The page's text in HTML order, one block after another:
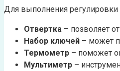
Для выполнения регулировки
Отвертка – позволяет
Набор ключей – может
Термометр – поможет
Мультиметр –